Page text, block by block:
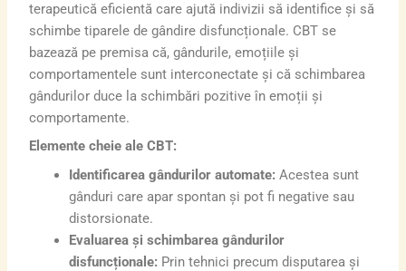
terapeutică eficientă care ajută indivizii să identifice și să
schimbe tiparele de gândire disfuncționale. CBT se
bazează pe premisa că, gândurile, emoțiile și
comportamentele sunt interconectate și că schimbarea
gândurilor duce la schimbări pozitive în emoții și
comportamente.
Elemente cheie ale CBT:
Identificarea gândurilor automate: Acestea sunt
gânduri care apar spontan și pot fi negative sau
distorsionate.
Evaluarea și schimbarea gândurilor
disfuncționale: Prin tehnici precum disputarea și